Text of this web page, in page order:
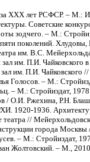
за XXX лет РСФСР. – М.:
Советские
зодчего. – М.:
поколений.
им. В.С.
им. П.И.
им. П.И. Чайковского
Голосов. – М.:
– М.: Стройиздат,
/ О.И. Ржехина, Р.Н.
1920-1936.
//
города
– М.: Стройиздат,
Жолтовский. – М.,